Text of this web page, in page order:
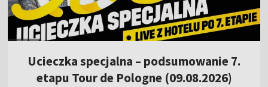
Ucieczka specjalna – podsumowanie 7.
etapu Tour de Pologne (09.08.2026)